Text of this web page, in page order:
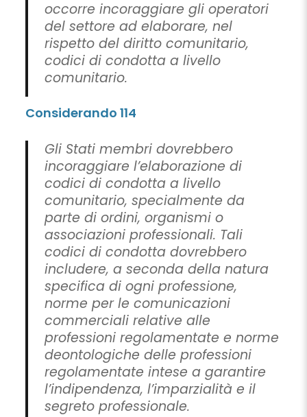
occorre incoraggiare gli operatori
del settore ad elaborare, nel
rispetto del diritto comunitario,
codici di condotta a livello
comunitario.
Considerando 114
Gli Stati membri dovrebbero
incoraggiare l’elaborazione di
codici di condotta a livello
comunitario, specialmente da
parte di ordini, organismi o
associazioni professionali. Tali
codici di condotta dovrebbero
includere, a seconda della natura
specifica di ogni professione,
norme per le comunicazioni
commerciali relative alle
professioni regolamentate e norme
deontologiche delle professioni
regolamentate intese a garantire
l’indipendenza, l’imparzialità e il
segreto professionale.